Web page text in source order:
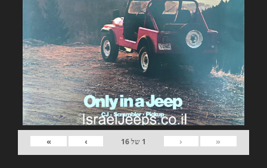
«
‹
1 של16
›
»